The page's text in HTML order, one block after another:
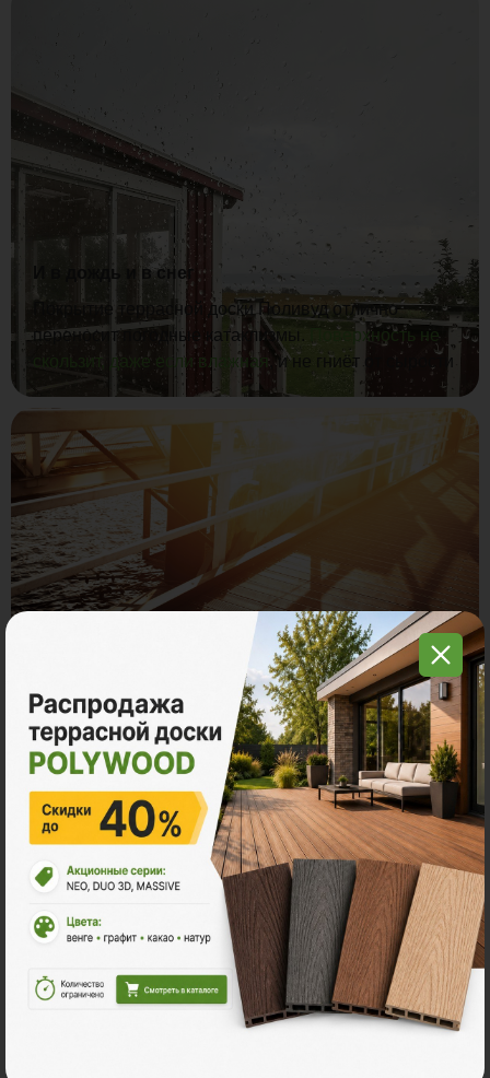
И в дождь и в снег
Покрытие террасной доски Поливуд отлично
переносит погодные катаклизмы.
Поверхность не
скользит, даже если влажная , и не гниёт от сырости
Экологично и практично
Продукция Поливудне содержит опасных веществ,
легко монтируется и не выгорает на солнце.
Ознакомьтесь с нашей
продукцией